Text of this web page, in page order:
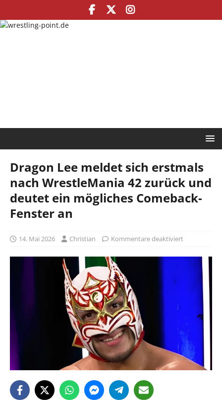
Dragon Lee meldet sich erstmals
nach WrestleMania 42 zurück und
deutet ein mögliches Comeback-
Fenster an
14. Mai 2026 Christian Kommentare deaktiviert